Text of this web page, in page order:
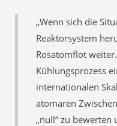
„Wenn sich die
Reaktorsystem
Rosatomflot
Kühlungsprozess
internationalen
atomaren
„null“ zu bewerten